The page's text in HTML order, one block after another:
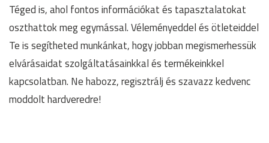
Téged is, ahol fontos információkat és tapasztalatokat
oszthattok meg egymással. Véleményeddel és ötleteiddel
Te is segítheted munkánkat, hogy jobban megismerhessük
elvárásaidat szolgáltatásainkkal és termékeinkkel
kapcsolatban. Ne habozz, regisztrálj és szavazz kedvenc
moddolt hardveredre!